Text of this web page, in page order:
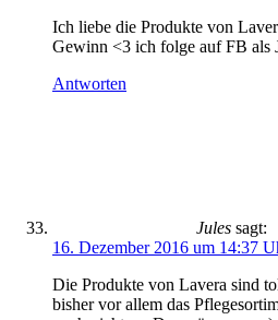
Ich liebe die Produkte von
Gewinn <3 ich folge auf FB als
Antworten
Jules sagt:
16. Dezember 2016 um 14:37
Die Produkte von Lavera sind
bisher vor allem das